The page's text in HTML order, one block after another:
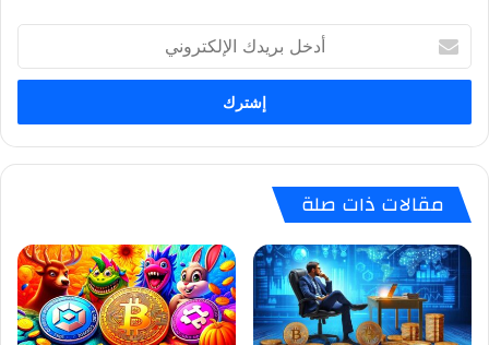
بريدك
الإلكتروني
مقالات ذات صلة